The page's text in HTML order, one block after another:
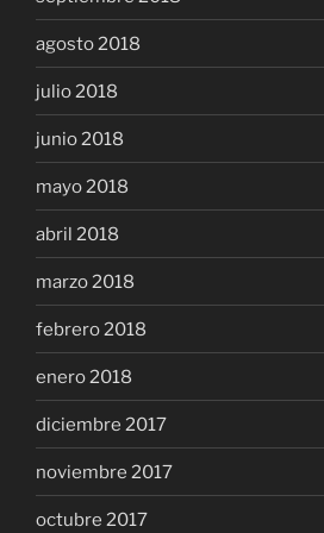
agosto 2018
julio 2018
junio 2018
mayo 2018
abril 2018
marzo 2018
febrero 2018
enero 2018
diciembre 2017
noviembre 2017
octubre 2017